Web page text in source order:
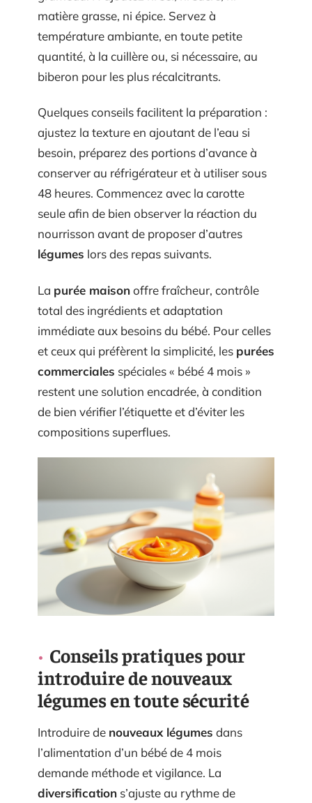
matière grasse, ni épice. Servez à
température ambiante, en toute petite
quantité, à la cuillère ou, si nécessaire, au
biberon pour les plus récalcitrants.
Quelques conseils facilitent la préparation :
ajustez la texture en ajoutant de l’eau si
besoin, préparez des portions d’avance à
conserver au réfrigérateur et à utiliser sous
48 heures. Commencez avec la carotte
seule afin de bien observer la réaction du
nourrisson avant de proposer d’autres
légumes lors des repas suivants.
La purée maisonoffre fraîcheur, contrôle
total des ingrédients et adaptation
immédiate aux besoins du bébé. Pour celles
et ceux qui préfèrent la simplicité, les purées
commerciales spéciales « bébé 4 mois »
restent une solution encadrée, à condition
de bien vérifier l’étiquette et d’éviter les
compositions superflues.
Conseils pratiques pour
introduire de nouveaux
légumes en toute sécurité
Introduire de nouveaux légumes dans
l’alimentation d’un bébé de 4 mois
demande méthode et vigilance. La
diversification s’ajuste au rythme de